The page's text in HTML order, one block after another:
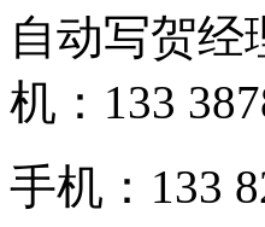
自动写贺
机：133
手机：133